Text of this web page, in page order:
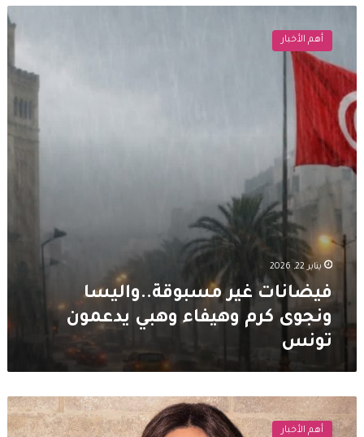
مسبوقة..واليسا
ونجوى
كرم
وهيفاء
وهبي
يدعمون
تونس
أهم الأخبار
يناير 22, 2026
فيضانات غير مسبوقة..واليسا
ونجوى كرم وهيفاء وهبي يدعمون
تونس
تحسم
أهم الأخبار